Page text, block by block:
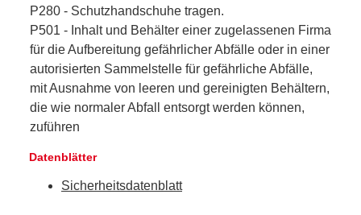
P280 - Schutzhandschuhe tragen.
P501 - Inhalt und Behälter einer zugelassenen Firma
für die Aufbereitung gefährlicher Abfälle oder in einer
autorisierten Sammelstelle für gefährliche Abfälle,
mit Ausnahme von leeren und gereinigten Behältern,
die wie normaler Abfall entsorgt werden können,
zuführen
Datenblätter
Sicherheitsdatenblatt